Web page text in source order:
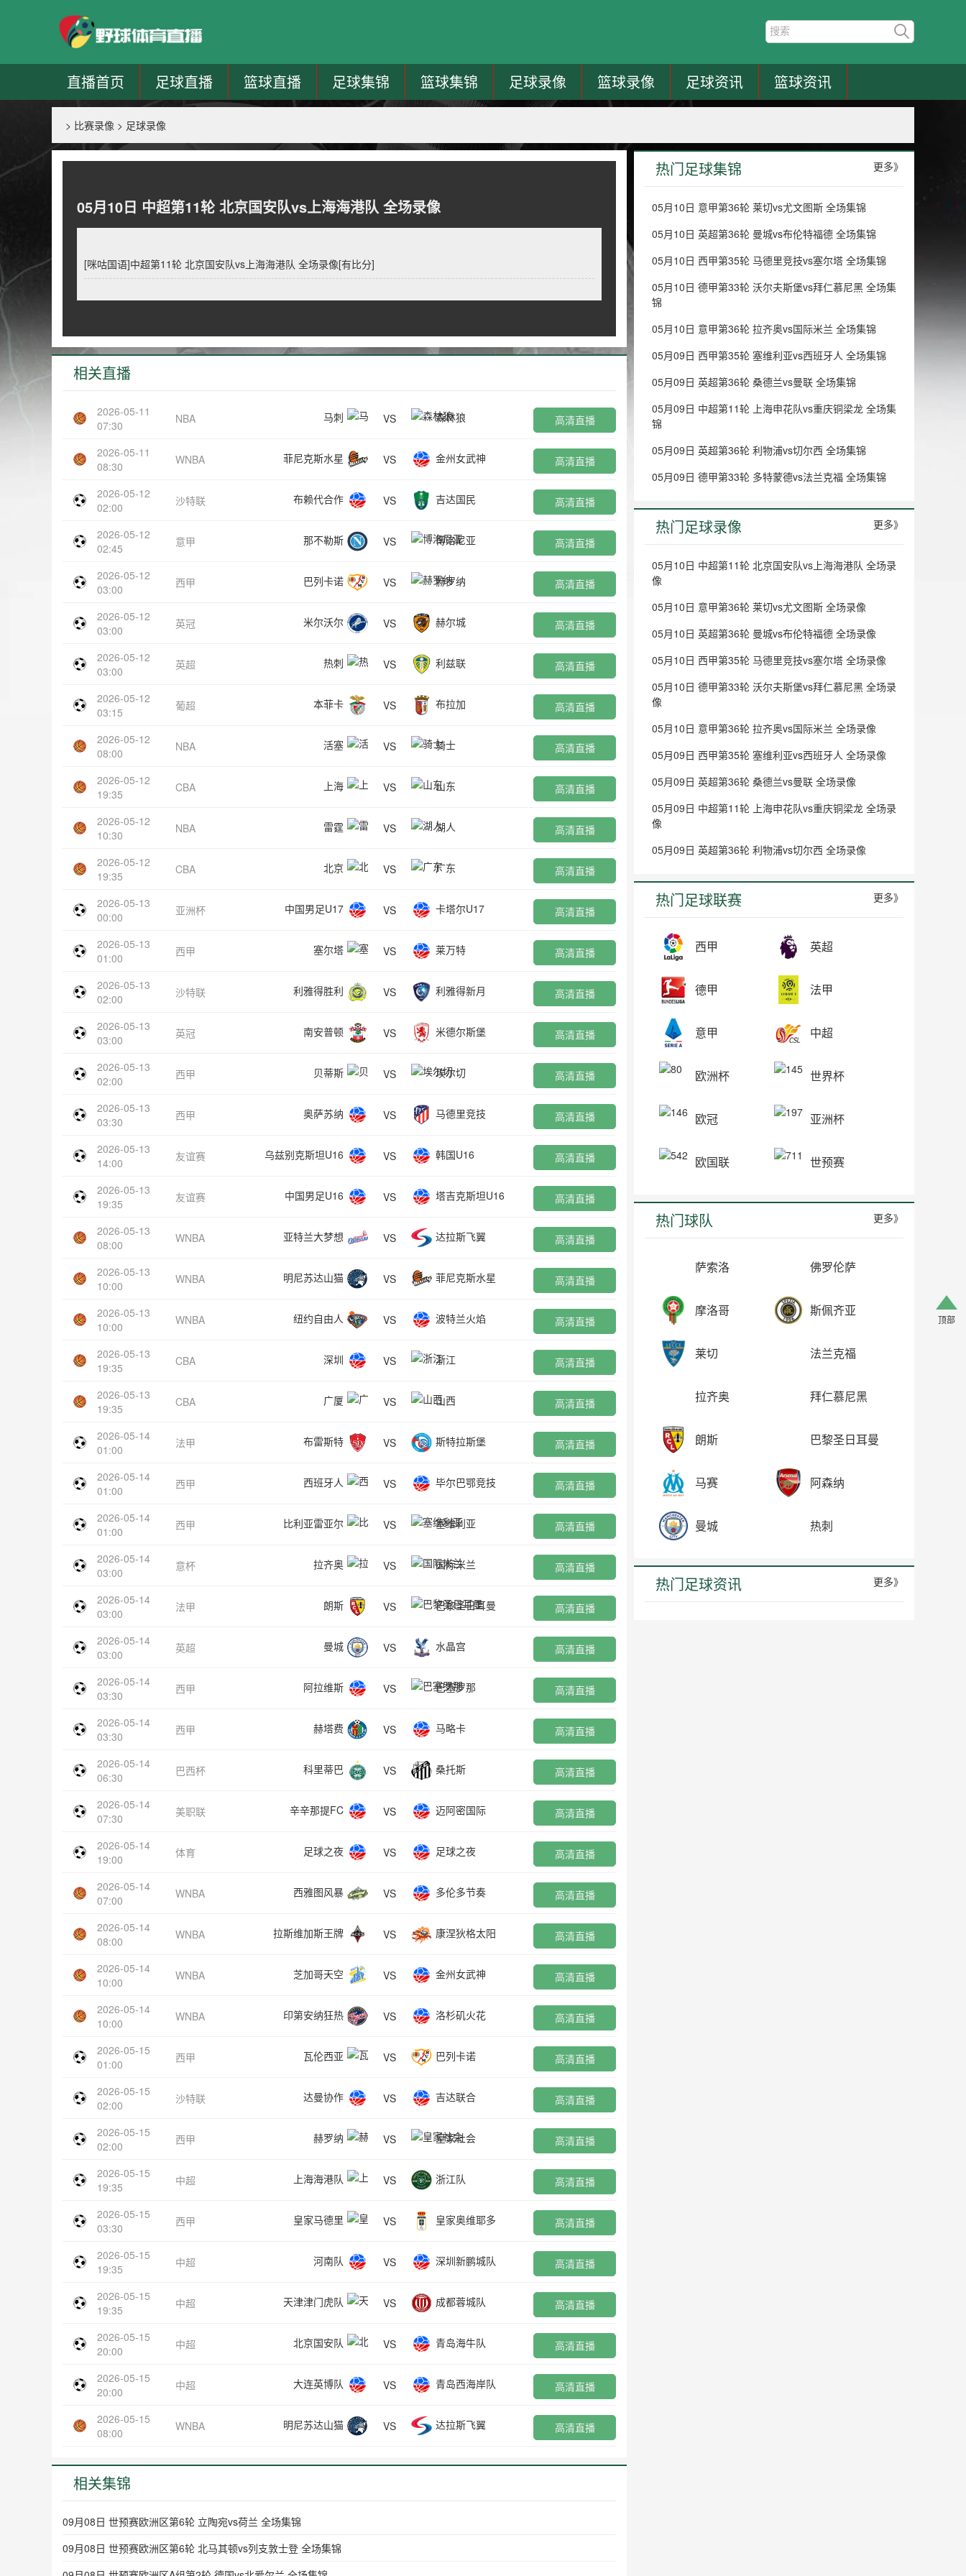
直播首页 足球直播 篮球直播 足球集锦 篮球集锦 足球录像 篮球录像 足球资讯 篮球资讯
> 比赛录像 > 足球录像
05月10日 中超第11轮 北京国安队vs上海海港队 全场录像
[咪咕国语]中超第11轮 北京国安队vs上海海港队 全场录像[有比分]
相关直播
2026-05-11
07:30
NBA 马刺 VS 森林狼 高清直播
2026-05-11
08:30
WNBA 菲尼克斯水星 VS 金州女武神 高清直播
2026-05-12
02:00
沙特联 布赖代合作 VS 吉达国民 高清直播
2026-05-12
02:45
意甲 那不勒斯 VS 博洛尼亚 高清直播
2026-05-12
03:00
西甲 巴列卡诺 VS 赫罗纳 高清直播
2026-05-12
03:00
英冠 米尔沃尔 VS 赫尔城 高清直播
2026-05-12
03:00
英超 热刺 VS 利兹联 高清直播
2026-05-12
03:15
葡超 本菲卡 VS 布拉加 高清直播
2026-05-12
08:00
NBA 活塞 VS 骑士 高清直播
2026-05-12
19:35
CBA 上海 VS 山东 高清直播
2026-05-12
10:30
NBA 雷霆 VS 湖人 高清直播
2026-05-12
19:35
CBA 北京 VS 广东 高清直播
2026-05-13
00:00
亚洲杯 中国男足U17 VS 卡塔尔U17 高清直播
2026-05-13
01:00
西甲 塞尔塔 VS 莱万特 高清直播
2026-05-13
02:00
沙特联 利雅得胜利 VS 利雅得新月 高清直播
2026-05-13
03:00
英冠 南安普顿 VS 米德尔斯堡 高清直播
2026-05-13
02:00
西甲 贝蒂斯 VS 埃尔切 高清直播
2026-05-13
03:30
西甲 奥萨苏纳 VS 马德里竞技 高清直播
2026-05-13
14:00
友谊赛 乌兹别克斯坦U16 VS 韩国U16 高清直播
2026-05-13
19:35
友谊赛 中国男足U16 VS 塔吉克斯坦U16 高清直播
2026-05-13
08:00
WNBA 亚特兰大梦想 VS 达拉斯飞翼 高清直播
2026-05-13
10:00
WNBA 明尼苏达山猫 VS 菲尼克斯水星 高清直播
2026-05-13
10:00
WNBA 纽约自由人 VS 波特兰火焰 高清直播
2026-05-13
19:35
CBA 深圳 VS 浙江 高清直播
2026-05-13
19:35
CBA 广厦 VS 山西 高清直播
2026-05-14
01:00
法甲 布雷斯特 VS 斯特拉斯堡 高清直播
2026-05-14
01:00
西甲 西班牙人 VS 毕尔巴鄂竞技 高清直播
2026-05-14
01:00
西甲 比利亚雷亚尔 VS 塞维利亚 高清直播
2026-05-14
03:00
意杯 拉齐奥 VS 国际米兰 高清直播
2026-05-14
03:00
法甲 朗斯 VS 巴黎圣日耳曼 高清直播
2026-05-14
03:00
英超 曼城 VS 水晶宫 高清直播
2026-05-14
03:30
西甲 阿拉维斯 VS 巴塞罗那 高清直播
2026-05-14
03:30
西甲 赫塔费 VS 马略卡 高清直播
2026-05-14
06:30
巴西杯 科里蒂巴 VS 桑托斯 高清直播
2026-05-14
07:30
美职联 辛辛那提FC VS 迈阿密国际 高清直播
2026-05-14
19:00
体育 足球之夜 VS 足球之夜 高清直播
2026-05-14
07:00
WNBA 西雅图风暴 VS 多伦多节奏 高清直播
2026-05-14
08:00
WNBA 拉斯维加斯王牌 VS 康涅狄格太阳 高清直播
2026-05-14
10:00
WNBA 芝加哥天空 VS 金州女武神 高清直播
2026-05-14
10:00
WNBA 印第安纳狂热 VS 洛杉矶火花 高清直播
2026-05-15
01:00
西甲 瓦伦西亚 VS 巴列卡诺 高清直播
2026-05-15
02:00
沙特联 达曼协作 VS 吉达联合 高清直播
2026-05-15
02:00
西甲 赫罗纳 VS 皇家社会 高清直播
2026-05-15
19:35
中超 上海海港队 VS 浙江队 高清直播
2026-05-15
03:30
西甲 皇家马德里 VS 皇家奥维耶多 高清直播
2026-05-15
19:35
中超 河南队 VS 深圳新鹏城队 高清直播
2026-05-15
19:35
中超 天津津门虎队 VS 成都蓉城队 高清直播
2026-05-15
20:00
中超 北京国安队 VS 青岛海牛队 高清直播
2026-05-15
20:00
中超 大连英博队 VS 青岛西海岸队 高清直播
2026-05-15
08:00
WNBA 明尼苏达山猫 VS 达拉斯飞翼 高清直播
相关集锦
09月08日 世预赛欧洲区第6轮 立陶宛vs荷兰 全场集锦
09月08日 世预赛欧洲区第6轮 北马其顿vs列支敦士登 全场集锦
热门足球集锦 更多》
05月10日 意甲第36轮 莱切vs尤文图斯 全场集锦
05月10日 英超第36轮 曼城vs布伦特福德 全场集锦
05月10日 西甲第35轮 马德里竞技vs塞尔塔 全场集锦
05月10日 德甲第33轮 沃尔夫斯堡vs拜仁慕尼黑 全场集
锦
05月10日 意甲第36轮 拉齐奥vs国际米兰 全场集锦
05月09日 西甲第35轮 塞维利亚vs西班牙人 全场集锦
05月09日 英超第36轮 桑德兰vs曼联 全场集锦
05月09日 中超第11轮 上海申花队vs重庆铜梁龙 全场集
锦
05月09日 英超第36轮 利物浦vs切尔西 全场集锦
05月09日 德甲第33轮 多特蒙德vs法兰克福 全场集锦
热门足球录像 更多》
05月10日 中超第11轮 北京国安队vs上海海港队 全场录
像
05月10日 意甲第36轮 莱切vs尤文图斯 全场录像
05月10日 英超第36轮 曼城vs布伦特福德 全场录像
05月10日 西甲第35轮 马德里竞技vs塞尔塔 全场录像
05月10日 德甲第33轮 沃尔夫斯堡vs拜仁慕尼黑 全场录
像
05月10日 意甲第36轮 拉齐奥vs国际米兰 全场录像
05月09日 西甲第35轮 塞维利亚vs西班牙人 全场录像
05月09日 英超第36轮 桑德兰vs曼联 全场录像
05月09日 中超第11轮 上海申花队vs重庆铜梁龙 全场录
像
05月09日 英超第36轮 利物浦vs切尔西 全场录像
热门足球联赛 更多》
西甲 英超
德甲 法甲
意甲 中超
欧洲杯 世界杯
欧冠 亚洲杯
欧国联 世预赛
热门球队 更多》
萨索洛 佛罗伦萨
摩洛哥 斯佩齐亚
莱切 法兰克福
拉齐奥 拜仁慕尼黑
朗斯 巴黎圣日耳曼
马赛 阿森纳
曼城 热刺
热门足球资讯 更多》
顶部